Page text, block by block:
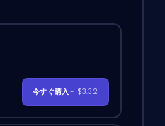
今すぐ購入- $3.32